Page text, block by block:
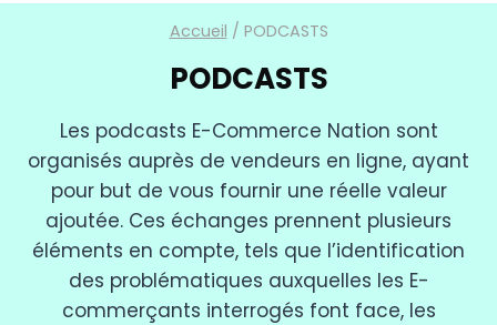
Accueil / PODCASTS
PODCASTS
Les podcasts E-Commerce Nation sont
organisés auprès de vendeurs en ligne, ayant
pour but de vous fournir une réelle valeur
ajoutée. Ces échanges prennent plusieurs
éléments en compte, tels que l’identification
des problématiques auxquelles les E-
commerçants interrogés font face, les